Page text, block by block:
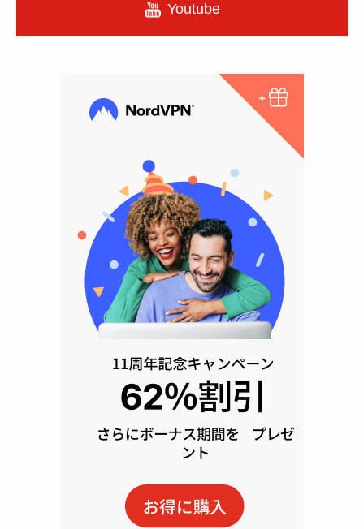
Youtube